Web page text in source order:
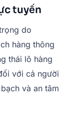
tuyến
do
hàng thông
thái lô hàng
với cả người
và an tâm